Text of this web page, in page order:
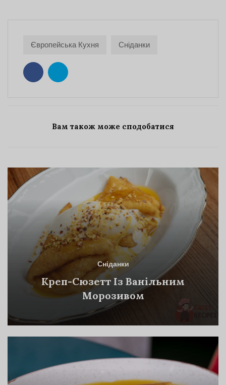
Європейська Кухня Сніданки
Вам також може сподобатися
Сніданки
Креп-Сюзетт Із Ванільним
Морозивом